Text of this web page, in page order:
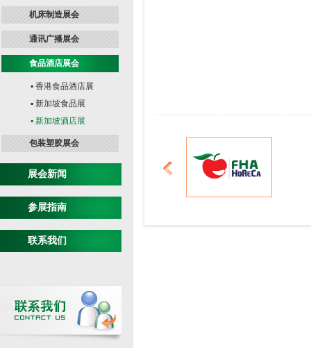
机床制造展会
通讯广播展会
食品酒店展会
▪ 香港食品酒店展
▪ 新加坡食品展
▪ 新加坡酒店展
包装塑胶展会
展会新闻
参展指南
联系我们